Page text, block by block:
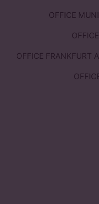
OFFICE
OFFICE FRANKFURT